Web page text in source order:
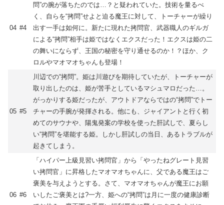
04 #4
問”の腕が落ちたのでは…？と疑われていた。技術を量るべ
く、自らを“拷問”せよと迫る魔王に対して、トーチャーが繰り
出す一手は如何に。新たに現れた拷問官、武器職人のギルガ
による“拷問”相手は姫ではなくエクスだった！エクスは姫の二
の舞いにならず、王国の秘密を守り通せるのか！？ほか、ク
ロルやマオマオちゃんも登場！
05 #5
川辺での“拷問”。姫は川遊びを期待していたが、トーチャーが
取り出したのは、姫が苦手としているマシュマロだった…。
がっかりする姫だったが、アウトドアならではの“拷問”でトー
チャーの手腕が発揮される。他にも、ジャイアントと行く初
めてのサウナや、陽鬼発案の学校を使った肝試しで、夏らし
い“拷問”を堪能する姫。しかし肝試しの当日、あるトラブルが
起きてしまう。
06 #6
「ハイパー上級見習い拷問官」から「やったねグレート見習
い拷問官」に昇格したマオマオちゃんに、父である魔王はご
褒美を与えようとする。さて、マオマオちゃんが魔王にお願
いしたご褒美とは?一方、姫への“拷問”は月に一度の健康診断